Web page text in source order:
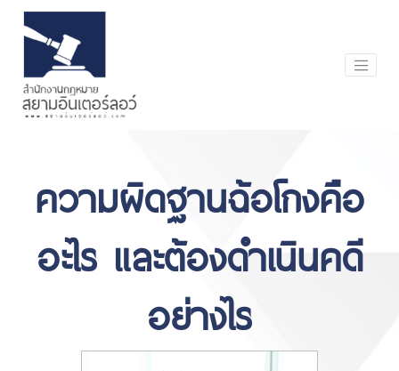
ความผิดฐานฉ้อโกงคือ
อะไร และต้องดำเนินคดี
อย่างไร